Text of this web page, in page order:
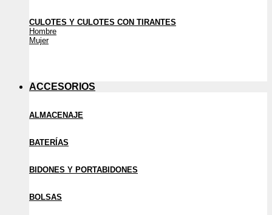
CULOTES Y CULOTES CON TIRANTES
Hombre
Mujer
ACCESORIOS
ALMACENAJE
BATERÍAS
BIDONES Y PORTABIDONES
BOLSAS